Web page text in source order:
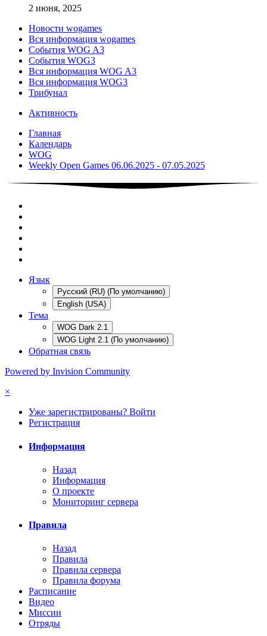
2 июня, 2025
Новости wogames
Вся информация wogames
События WOG A3
События WOG3
Вся информация WOG A3
Вся информация WOG3
Трибунал
Активность
Главная
Календарь
WOG
Weekly Open Games 06.06.2025 - 07.05.2025
Язык
Русский (RU) (По умолчанию)
English (USA)
Тема
WOG Dark 2.1
WOG Light 2.1 (По умолчанию)
Обратная связь
Powered by Invision Community
×
Уже зарегистрированы? Войти
Регистрация
Информация
Назад
Информация
О проекте
Мониторинг сервера
Правила
Назад
Правила
Правила сервера
Правила форума
Расписание
Видео
Миссии
Отряды